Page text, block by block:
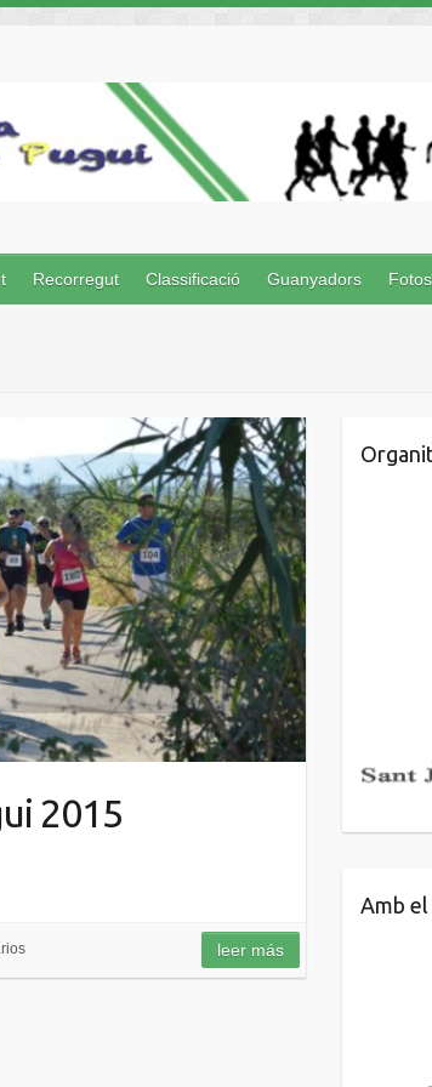
Recorregut Classificació Guanyadors Fotos
2015
leer más
Amb